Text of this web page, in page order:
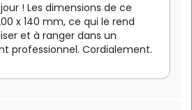
! Les dimensions de ce
x 140 mm, ce qui le rend
et à ranger dans un
professionnel. Cordialement.